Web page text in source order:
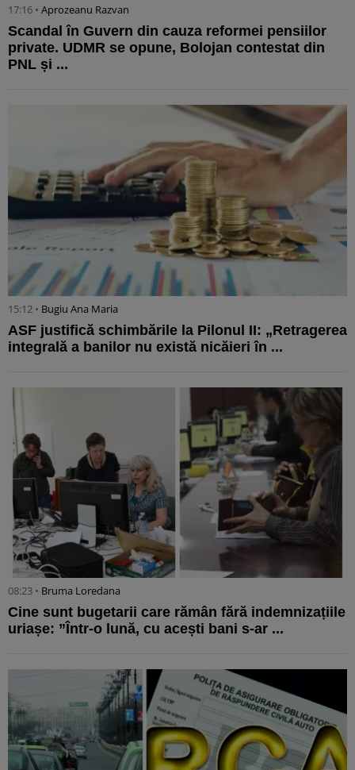
17:16 • Aprozeanu Razvan
Scandal în Guvern din cauza reformei pensiilor
private. UDMR se opune, Bolojan contestat din
PNL și ...
15:12 • Bugiu ⁠Ana Maria
ASF justifică schimbările la Pilonul II: „Retragerea
integrală a banilor nu există nicăieri în ...
08:23 • Bruma Loredana
Cine sunt bugetarii care rămân fără indemnizațiile
uriașe: ”Într-o lună, cu acești bani s-ar ...